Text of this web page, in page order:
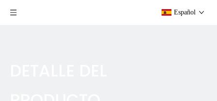
Español